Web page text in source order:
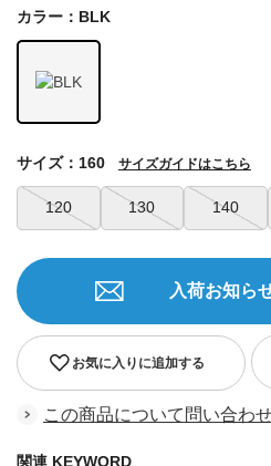
カラー：BLK
120 130 140
サイズ：160 サイズガイドはこちら
お気に入りに追加する
入荷お知ら
この商品について問い合わ
関連 KEYWORD